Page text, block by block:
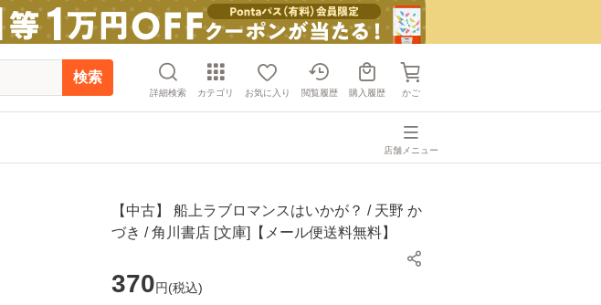
検索
詳細検索 カテゴリ お気に入り 閲覧履歴 購入履歴 かご
店舗メニュー
【中古】 船上ラブロマンスはいかが？ / 天野 か
づき / 角川書店 [文庫]【メール便送料無料】
370円(税込)